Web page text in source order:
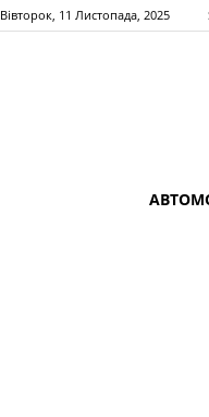
Вівторок, 11 Листопада, 2025